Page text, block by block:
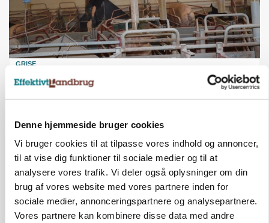
Denne hjemmeside bruger cookies
Vi bruger cookies til at tilpasse vores indhold og annoncer,
til at vise dig funktioner til sociale medier og til at
analysere vores trafik. Vi deler også oplysninger om din
brug af vores website med vores partnere inden for
sociale medier, annonceringspartnere og analysepartnere.
Vores partnere kan kombinere disse data med andre
GRISE
Rådgiver om DB-Tjek: Små justeringer kan give
store besparelser
Loading...